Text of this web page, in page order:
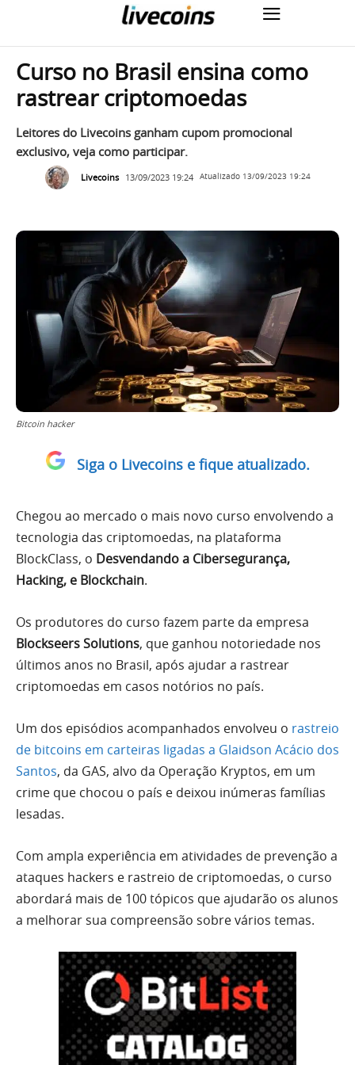
Curso no Brasil ensina como
rastrear criptomoedas
Leitores do Livecoins ganham cupom promocional
exclusivo, veja como participar.
Livecoins 13/09/2023 19:24 Atualizado 13/09/2023 19:24
Bitcoin hacker
Siga o Livecoins e fique atualizado.
Chegou ao mercado o mais novo curso envolvendo a
tecnologia das criptomoedas, na plataforma
BlockClass, o Desvendando a Cibersegurança,
Hacking, e Blockchain.
Os produtores do curso fazem parte da empresa
Blockseers Solutions, que ganhou notoriedade nos
últimos anos no Brasil, após ajudar a rastrear
criptomoedas em casos notórios no país.
Um dos episódios acompanhados envolveu o rastreio
de bitcoins em carteiras ligadas a Glaidson Acácio dos
Santos, da GAS, alvo da Operação Kryptos, em um
crime que chocou o país e deixou inúmeras famílias
lesadas.
Com ampla experiência em atividades de prevenção a
ataques hackers e rastreio de criptomoedas, o curso
abordará mais de 100 tópicos que ajudarão os alunos
a melhorar sua compreensão sobre vários temas.